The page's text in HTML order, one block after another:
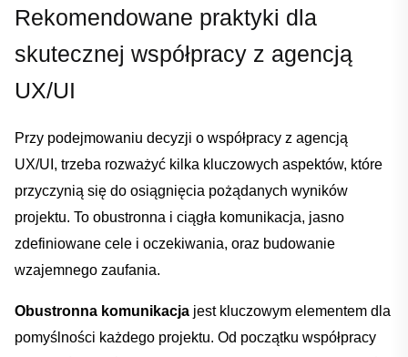
Rekomendowane ​praktyki dla
skutecznej współpracy⁤ z agencją
UX/UI
Przy podejmowaniu ⁢decyzji o współpracy ⁤z agencją
UX/UI, trzeba ⁢rozważyć kilka kluczowych⁢ aspektów, które
przyczynią się do osiągnięcia pożądanych‌ wyników
projektu. To obustronna ‌i⁣ ciągła komunikacja, jasno
zdefiniowane cele ‌i⁣ oczekiwania, oraz budowanie
wzajemnego zaufania.
Obustronna komunikacja jest kluczowym elementem dla
pomyślności​ każdego projektu. Od ⁢początku współpracy